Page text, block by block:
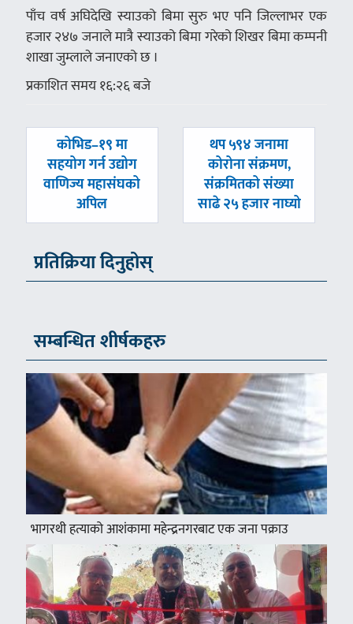
पाँच वर्ष अघिदेखि स्याउको बिमा सुरु भए पनि जिल्लाभर एक
हजार २४७ जनाले मात्रै स्याउको बिमा गरेको शिखर बिमा कम्पनी
शाखा जुम्लाले जनाएको छ ।
प्रकाशित समय १६:२६ बजे
पछिल्लाे
-
कोभिड–१९ मा
सहयोग गर्न उद्योग
वाणिज्य महासंघको
अपिल
अघिल्लाे
-
थप ५९४ जनामा
कोरोना संक्रमण,
संक्रमितको संख्या
साढे २५ हजार नाघ्यो
प्रतिक्रिया दिनुहोस्
सम्बन्धित शीर्षकहरु
भागरथी हत्याको आशंकामा महेन्द्रनगरबाट एक जना पक्राउ